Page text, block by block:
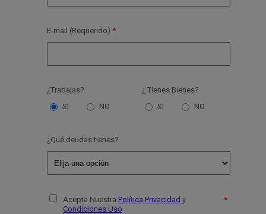
E-mail (Requerido)
¿Trabajas?
SI
NO
¿ Tienes Bienes?
SI
NO
¿Qué deudas tienes?
Acepta Nuestra Política Privacidad y
Condiciones Uso